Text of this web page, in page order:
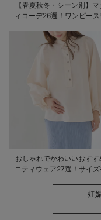
【春夏秋冬・シーン別】
ィコーデ26選！ワンピース
おしゃれでかわいいおすす
ニティウェア27選！サイズ
妊